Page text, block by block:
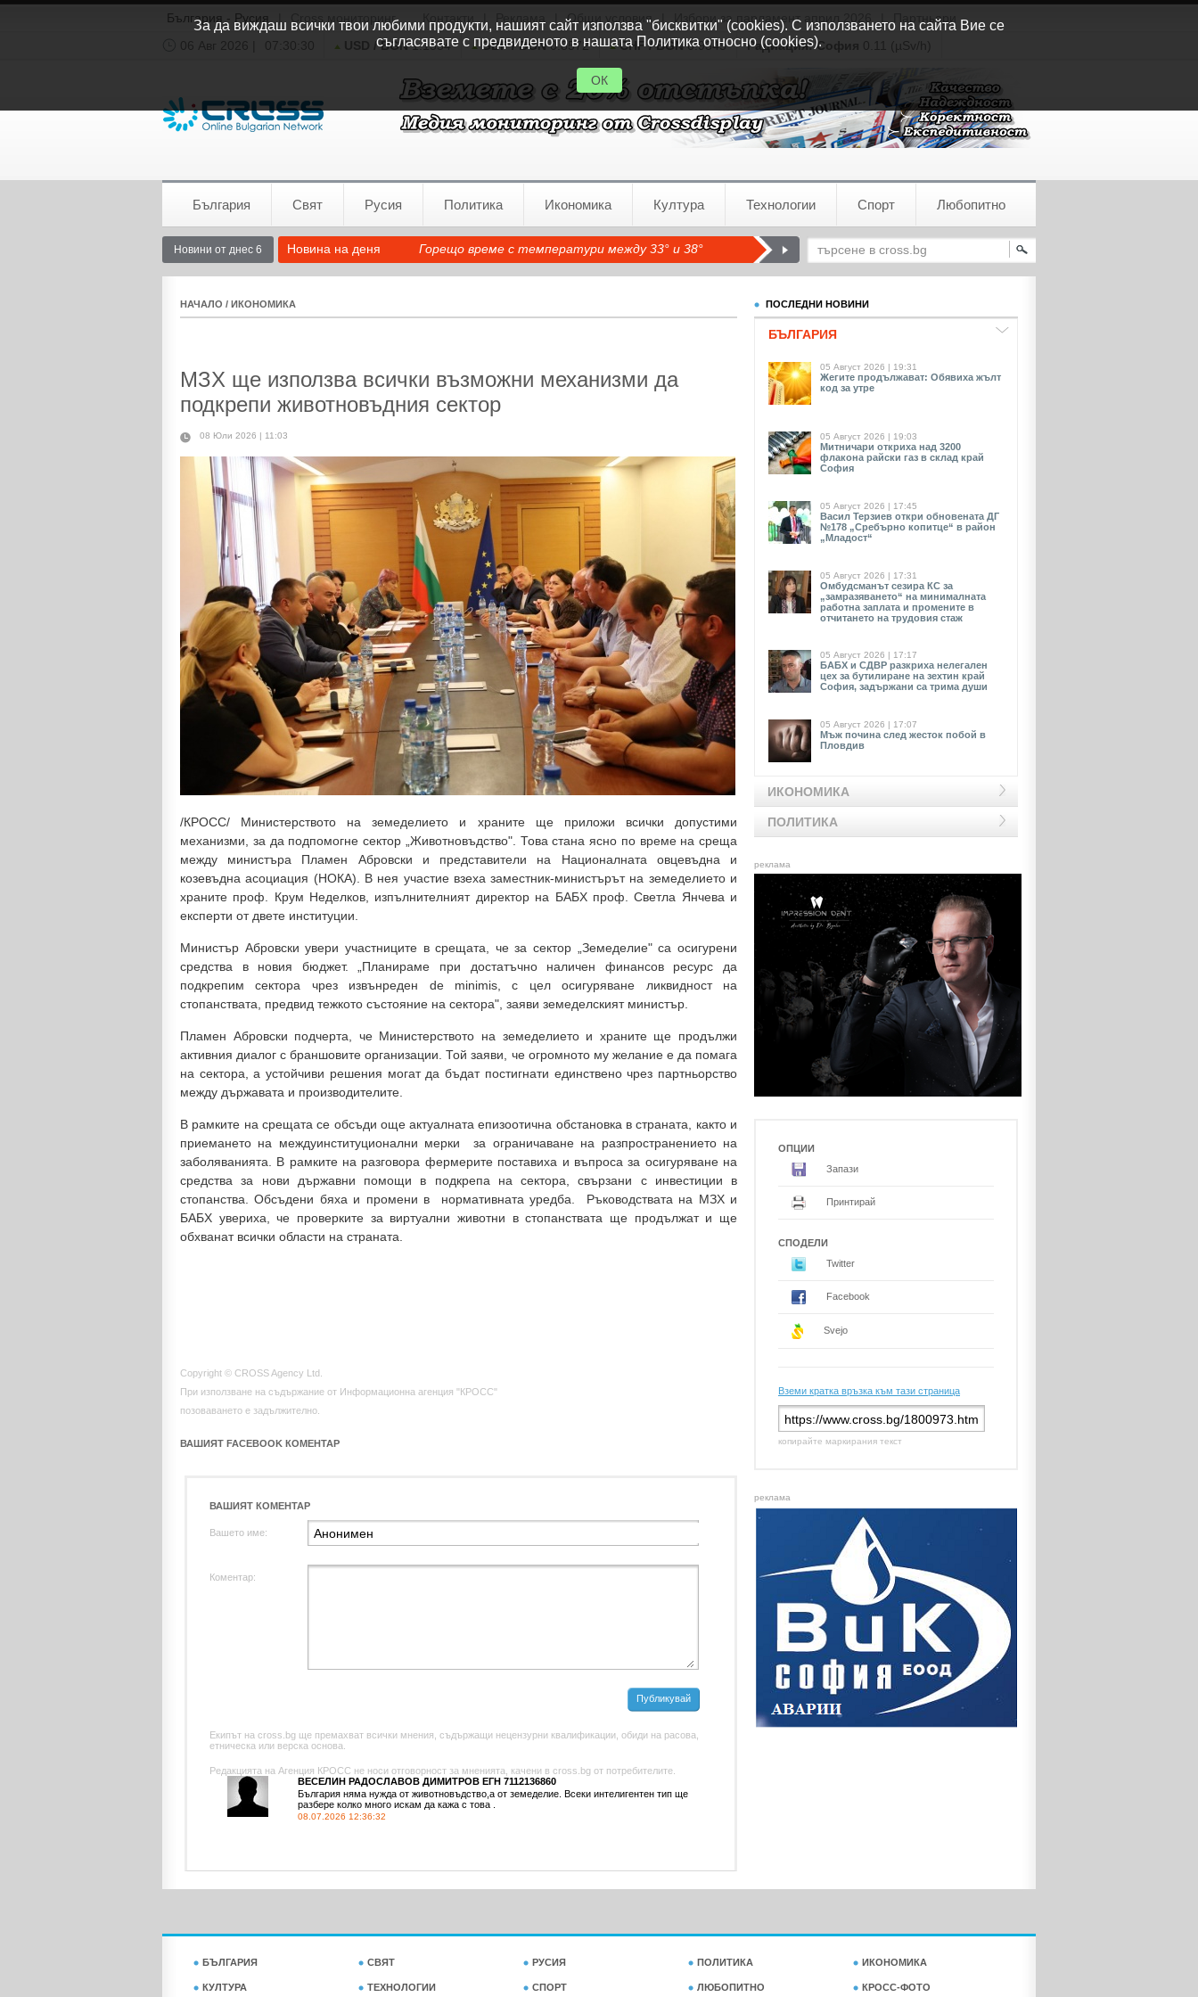
България - Русия Cross мониторинг Общи условия Избори за парламент април 2026
Партньори
06 Авг 2026 |
07:30:30 USD / BGN1.1554 GBP / BGN0.8572 CHF / BGN0.9345 Радиация:София 0.11 (µSv/h)
България Свят Русия Политика Икономика Култура Технологии Спорт Любопитно
Новини от днес 6 Новина на деня Горещо време с температури между 33° и 38°
НАЧАЛО / ИКОНОМИКА
МЗХ ще използва всички възможни механизми да
подкрепи животновъдния сектор
08 Юли 2026 | 11:03
/КРОСС/ Министерството на земеделието и храните ще приложи всички допустими
механизми, за да подпомогне сектор „Животновъдство". Това стана ясно по време на среща
между министъра Пламен Абровски и представители на Националната овцевъдна и
козевъдна асоциация (НОКА). В нея участие взеха заместник-министърът на земеделието и
храните проф. Крум Неделков, изпълнителният директор на БАБХ проф. Светла Янчева и
експерти от двете институции.
Министър Абровски увери участниците в срещата, че за сектор „Земеделие" са осигурени
средства в новия бюджет. „Планираме при достатъчно наличен финансов ресурс да
подкрепим сектора чрез извънреден de minimis, с цел осигуряване ликвидност на
стопанствата, предвид тежкото състояние на сектора", заяви земеделският министър.
Пламен Абровски подчерта, че Министерството на земеделието и храните ще продължи
активния диалог с браншовите организации. Той заяви, че огромното му желание е да помага
на сектора, а устойчиви решения могат да бъдат постигнати единствено чрез партньорство
между държавата и производителите.
В рамките на срещата се обсъди още актуалната епизоотична обстановка в страната, както и
приемането на междуинституционални мерки за ограничаване на разпространението на
заболяванията. В рамките на разговора фермерите поставиха и въпроса за осигуряване на
средства за нови държавни помощи в подкрепа на сектора, свързани с инвестиции в
стопанства. Обсъдени бяха и промени в нормативната уредба. Ръководствата на МЗХ и
БАБХ увериха, че проверките за виртуални животни в стопанствата ще продължат и ще
обхванат всички области на страната.
Copyright © CROSS Agency Ltd.
При използване на съдържание от Информационна агенция "КРОСС"
позоваването е задължително.
ВАШИЯТ FACEBOOK КОМЕНТАР
ВАШИЯТ КОМЕНТАР
Вашето име:
Коментар:
Публикувай
Екипът на cross.bg ще премахват всички мнения, съдържащи нецензурни квалификации, обиди на расова,
етническа или верска основа.
Редакцията на Агенция КРОСС не носи отговорност за мненията, качени в cross.bg от потребителите.
ВЕСЕЛИН РАДОСЛАВОВ ДИМИТРОВ ЕГН 7112136860
България няма нужда от животновъдство,а от земеделие. Всеки интелигентен тип ще
разбере колко много искам да кажа с това .
08.07.2026 12:36:32
ПОСЛЕДНИ НОВИНИ
БЪЛГАРИЯ
05 Август 2026 | 19:31
Жегите продължават: Обявиха жълт
код за утре
05 Август 2026 | 19:03
Митничари откриха над 3200
флакона райски газ в склад край
София
05 Август 2026 | 17:45
Васил Терзиев откри обновената ДГ
№178 „Сребърно копитце“ в район
„Младост“
05 Август 2026 | 17:31
Омбудсманът сезира КС за
„замразяването“ на минималната
работна заплата и промените в
отчитането на трудовия стаж
05 Август 2026 | 17:17
БАБХ и СДВР разкриха нелегален
цех за бутилиране на зехтин край
София, задържани са трима души
05 Август 2026 | 17:07
Мъж почина след жесток побой в
Пловдив
ИКОНОМИКА
ПОЛИТИКА
реклама
ОПЦИИ
Запази
Принтирай
СПОДЕЛИ
Twitter
Facebook
Svejo
Вземи кратка връзка към тази страница
копирайте маркирания текст
реклама
БЪЛГАРИЯ СВЯТ РУСИЯ ПОЛИТИКА ИКОНОМИКА
КУЛТУРА ТЕХНОЛОГИИ СПОРТ ЛЮБОПИТНО КРОСС-ФОТО
За да виждаш всички твои любими продукти, нашият сайт използва "бисквитки" (cookies). С използването на сайта Вие се
съгласявате с предвиденото в нашата Политика относно (cookies).
ОК